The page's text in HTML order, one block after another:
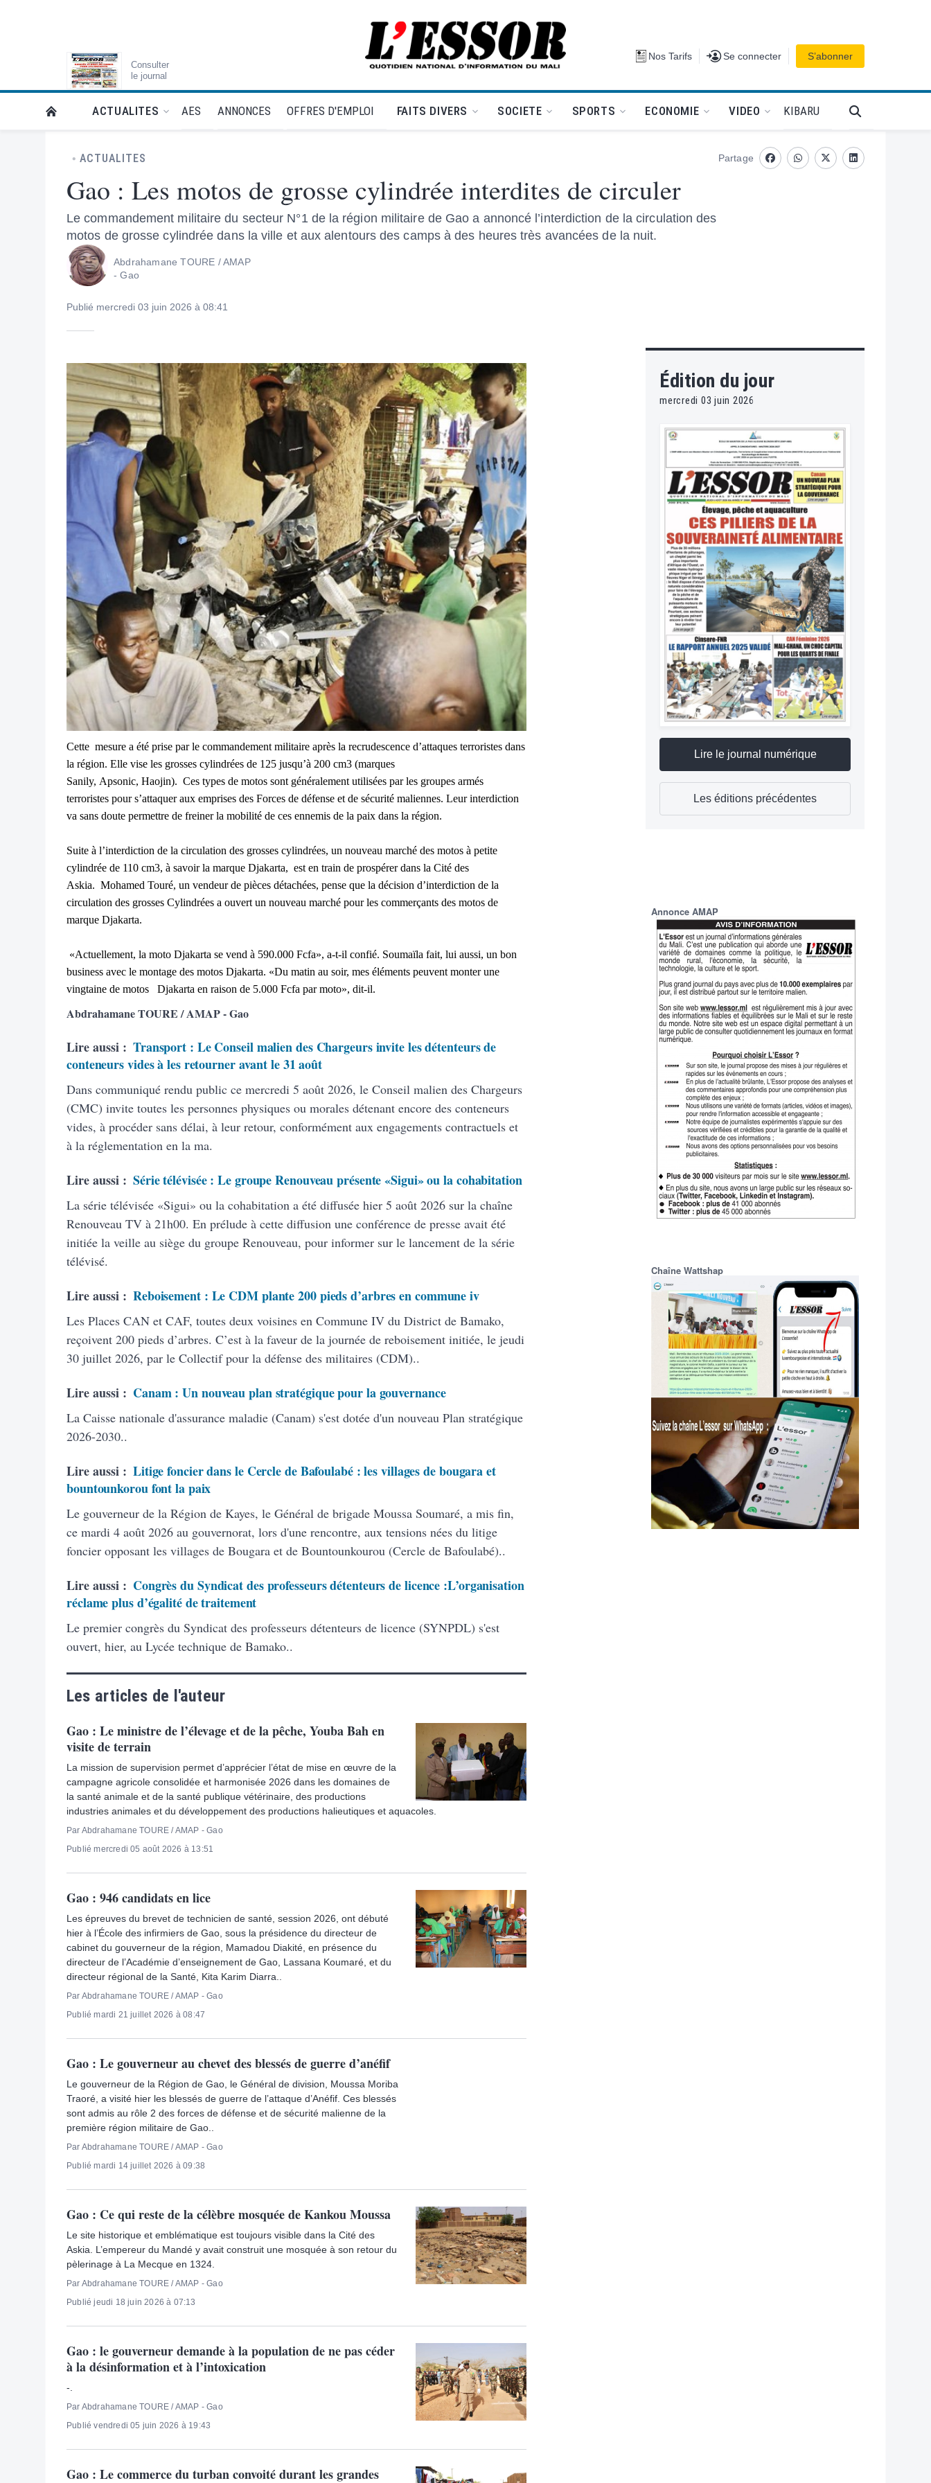
Consulter
le journal
L'Essor - retour à la une Nos Tarifs Se connecter
Se connecter S’abonner
RETOUR À LA PAGE D’ACCUEIL DE L'ESSOR
ACTUALITES AES ANNONCES OFFRES D'EMPLOI FAITS DIVERS SOCIETE SPORTS ECONOMIE VIDEO KIBARU
ACTUALITES
Gao : Les motos de grosse cylindrée interdites de circuler
Le commandement militaire du secteur N°1 de la région militaire de Gao a annoncé l’interdiction de la circulation des
motos de grosse cylindrée dans la ville et aux alentours des camps à des heures très avancées de la nuit.
Abdrahamane TOURE / AMAP
- Gao
Publié mercredi 03 juin 2026 à 08:41
Partage
FacebookwhatsappTwitterLinkedin
Cette mesure a été prise par le commandement militaire après la recrudescence d’attaques terroristes dans
la région. Elle vise les grosses cylindrées de 125 jusqu’à 200 cm3 (marques
Sanily, Apsonic, Haojin). Ces types de motos sont généralement utilisées par les groupes armés
terroristes pour s’attaquer aux emprises des Forces de défense et de sécurité maliennes. Leur interdiction
va sans doute permettre de freiner la mobilité de ces ennemis de la paix dans la région.
Suite à l’interdiction de la circulation des grosses cylindrées, un nouveau marché des motos à petite
cylindrée de 110 cm3, à savoir la marque Djakarta, est en train de prospérer dans la Cité des
Askia. Mohamed Touré, un vendeur de pièces détachées, pense que la décision d’interdiction de la
circulation des grosses Cylindrées a ouvert un nouveau marché pour les commerçants des motos de
marque Djakarta.
«Actuellement, la moto Djakarta se vend à 590.000 Fcfa», a-t-il confié. Soumaïla fait, lui aussi, un bon
business avec le montage des motos Djakarta. «Du matin au soir, mes éléments peuvent monter une
vingtaine de motos Djakarta en raison de 5.000 Fcfa par moto», dit-il.
Abdrahamane TOURE / AMAP - Gao
Lire aussi : Transport : Le Conseil malien des Chargeurs invite les détenteurs de
conteneurs vides à les retourner avant le 31 août
Dans communiqué rendu public ce mercredi 5 août 2026, le Conseil malien des Chargeurs
(CMC) invite toutes les personnes physiques ou morales détenant encore des conteneurs
vides, à procéder sans délai, à leur retour, conformément aux engagements contractuels et
à la réglementation en la ma.
Lire aussi : Série télévisée : Le groupe Renouveau présente «Sigui» ou la cohabitation
La série télévisée «Sigui» ou la cohabitation a été diffusée hier 5 août 2026 sur la chaîne
Renouveau TV à 21h00. En prélude à cette diffusion une conférence de presse avait été
initiée la veille au siège du groupe Renouveau, pour informer sur le lancement de la série
télévisé.
Lire aussi : Reboisement : Le CDM plante 200 pieds d’arbres en commune iv
Les Places CAN et CAF, toutes deux voisines en Commune IV du District de Bamako,
reçoivent 200 pieds d’arbres. C’est à la faveur de la journée de reboisement initiée, le jeudi
30 juillet 2026, par le Collectif pour la défense des militaires (CDM)..
Lire aussi : Canam : Un nouveau plan stratégique pour la gouvernance
La Caisse nationale d'assurance maladie (Canam) s'est dotée d'un nouveau Plan stratégique
2026-2030..
Lire aussi : Litige foncier dans le Cercle de Bafoulabé : les villages de bougara et
bountounkorou font la paix
Le gouverneur de la Région de Kayes, le Général de brigade Moussa Soumaré, a mis fin,
ce mardi 4 août 2026 au gouvernorat, lors d'une rencontre, aux tensions nées du litige
foncier opposant les villages de Bougara et de Bountounkourou (Cercle de Bafoulabé)..
Lire aussi : Congrès du Syndicat des professeurs détenteurs de licence :L’organisation
réclame plus d’égalité de traitement
Le premier congrès du Syndicat des professeurs détenteurs de licence (SYNPDL) s'est
ouvert, hier, au Lycée technique de Bamako..
Les articles de l'auteur
Gao : Le ministre de l’élevage et de la pêche, Youba Bah en
visite de terrain
La mission de supervision permet d’apprécier l’état de mise en œuvre de la
campagne agricole consolidée et harmonisée 2026 dans les domaines de
la santé animale et de la santé publique vétérinaire, des productions
industries animales et du développement des productions halieutiques et aquacoles.
Par Abdrahamane TOURE / AMAP - Gao
Publié mercredi 05 août 2026 à 13:51
Gao : 946 candidats en lice
Les épreuves du brevet de technicien de santé, session 2026, ont débuté
hier à l’École des infirmiers de Gao, sous la présidence du directeur de
cabinet du gouverneur de la région, Mamadou Diakité, en présence du
directeur de l’Académie d’enseignement de Gao, Lassana Koumaré, et du
directeur régional de la Santé, Kita Karim Diarra..
Par Abdrahamane TOURE / AMAP - Gao
Publié mardi 21 juillet 2026 à 08:47
Gao : Le gouverneur au chevet des blessés de guerre d’anéfif
Le gouverneur de la Région de Gao, le Général de division, Moussa Moriba
Traoré, a visité hier les blessés de guerre de l’attaque d’Anéfif. Ces blessés
sont admis au rôle 2 des forces de défense et de sécurité malienne de la
première région militaire de Gao..
Par Abdrahamane TOURE / AMAP - Gao
Publié mardi 14 juillet 2026 à 09:38
Gao : Ce qui reste de la célèbre mosquée de Kankou Moussa
Le site historique et emblématique est toujours visible dans la Cité des
Askia. L’empereur du Mandé y avait construit une mosquée à son retour du
pèlerinage à La Mecque en 1324.
Par Abdrahamane TOURE / AMAP - Gao
Publié jeudi 18 juin 2026 à 07:13
Gao : le gouverneur demande à la population de ne pas céder
à la désinformation et à l’intoxication
-.
Par Abdrahamane TOURE / AMAP - Gao
Publié vendredi 05 juin 2026 à 19:43
Gao : Le commerce du turban convoité durant les grandes
Édition du jour
mercredi 03 juin 2026
Lire le journal numérique
Les éditions précédentes
Annonce AMAP
Chaîne Wattshap